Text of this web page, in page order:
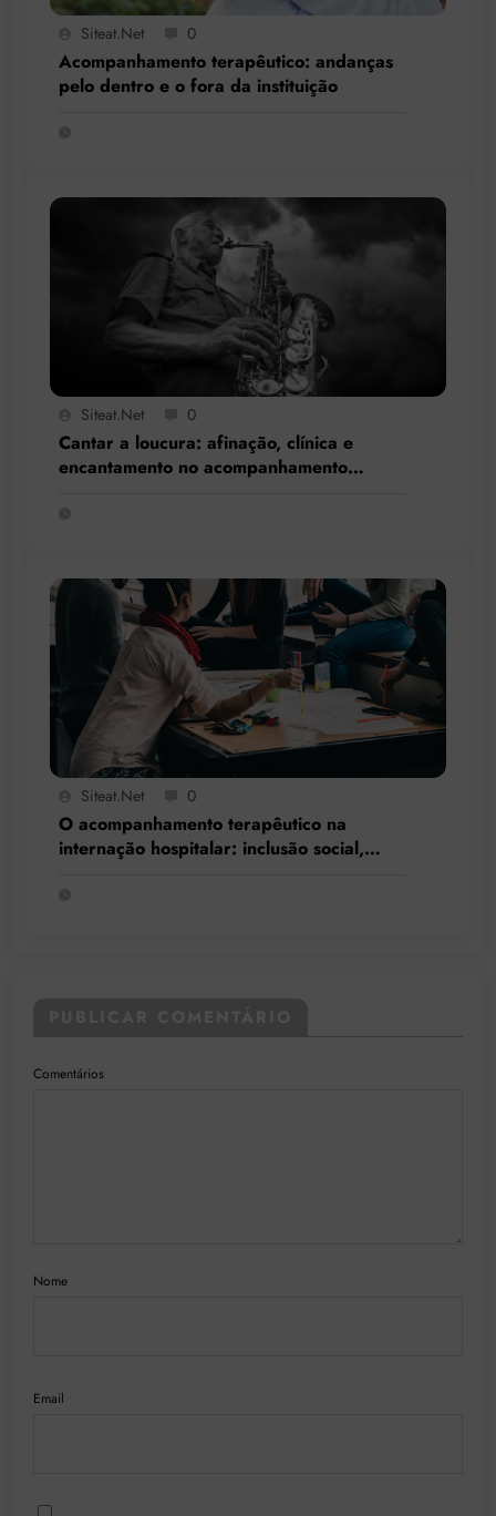
Siteat.net 0
Acompanhamento terapêutico: andanças
pelo dentro e o fora da instituição
Siteat.net 0
Cantar a loucura: afinação, clínica e
encantamento no acompanhamento
Siteat.net 0
O acompanhamento terapêutico na
internação hospitalar: inclusão social,
Comentários
Nome
Email